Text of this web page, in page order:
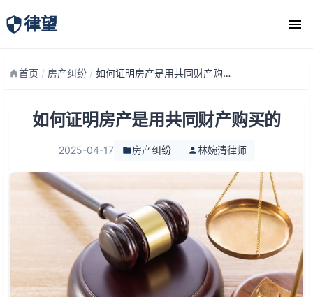
律望
律师团队
首页 / 房产纠纷 / 如何证明房产是用共同财产购买的
如何证明房产是用共同财产购买的
2025-04-17 房产纠纷 林婉清律师